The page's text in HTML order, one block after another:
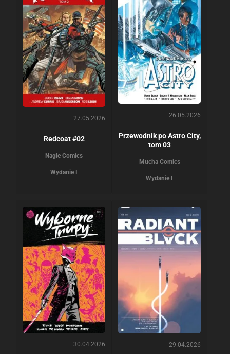
27.05.2026
Redcoat #02
Nagle Comics
Wydanie I
26.05.2026
Przewodnik po Astro City,
tom 03
Mucha Comics
Wydanie I
30.04.2026 29.04.2026